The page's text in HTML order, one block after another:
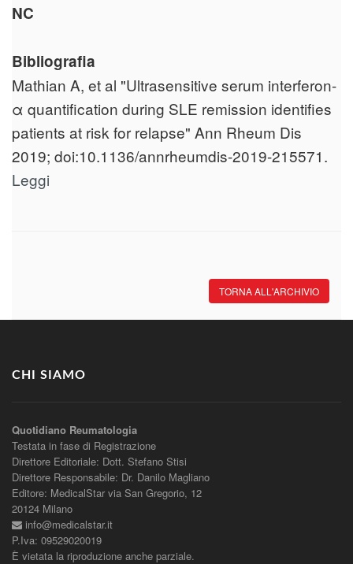
NC
Bibliografia
Mathian A, et al "Ultrasensitive serum interferon-
α quantification during SLE remission identifies
patients at risk for relapse" Ann Rheum Dis
2019; doi:10.1136/annrheumdis-2019-215571.
Leggi
TORNA ALL'ARCHIVIO
CHI SIAMO
Quotidiano Reumatologia
Testata in fase di Registrazione
Direttore Editoriale: Dott. Stefano Stisi
Direttore Responsabile: Dr. Danilo Magliano
Editore: MedicalStar via San Gregorio, 12
20124 Milano
info@medicalstar.it
P.Iva: 09529020019
È vietata la riproduzione anche parziale.